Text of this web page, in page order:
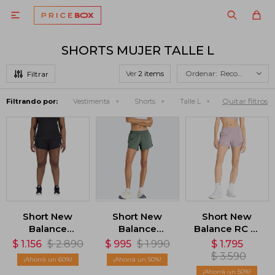

SHORTS MUJER TALLE L
Ver Recomendados
Filtrando por: Vestimenta Shorts Talle L Quitar filtros
Short New
Balance
Impact Run
3in - Negro
$ 1.156 $ 2.890
60
Short New
Balance
Essentials 3in -
Verde
$ 995 $ 1.990
50
Short New
Balance RC 2-
in-1 - Violeta
$ 1.795
$ 3.590
50